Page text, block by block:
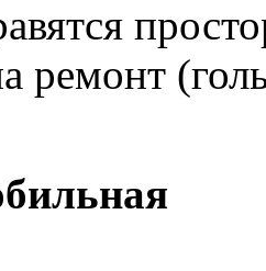
ремонт